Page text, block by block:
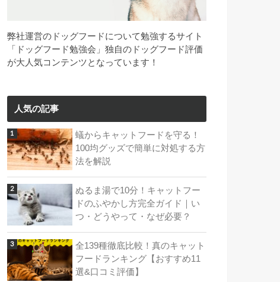
弊社運営のドッグフードについて勉強するサイト
「ドッグフード勉強会」独自のドッグフード評価
が大人気コンテンツとなっています！
人気の記事
蟻からキャットフードを守る！
100均グッズで簡単に対処する方
法を解説
ぬるま湯で10分！キャットフー
ドのふやかし方完全ガイド｜い
つ・どうやって・なぜ必要？
全139種徹底比較！真のキャット
フードランキング【おすすめ11
選&口コミ評価】